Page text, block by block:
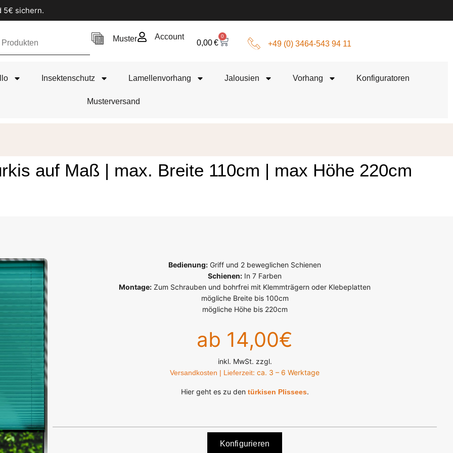
5€ sichern.
Muster Account
0,00€
0
+49 (0) 3464-543 94 11
Insektenschutz Lamellenvorhang Jalousien Vorhang Konfiguratoren
Musterversand
auf Maß | max. Breite 110cm | max Höhe 220cm
Bedienung: Griff und 2 beweglichen Schienen
Schienen: In 7 Farben
Montage: Zum Schrauben und bohrfrei mit Klemmträgern oder Klebeplatten
mögliche Breite bis 100cm
mögliche Höhe bis 220cm
ab 14,00€
inkl. MwSt. zzgl.
Versandkosten | Lieferzeit: ca. 3 – 6 Werktage
Hier geht es zu den türkisen Plissees.
Konfigurieren